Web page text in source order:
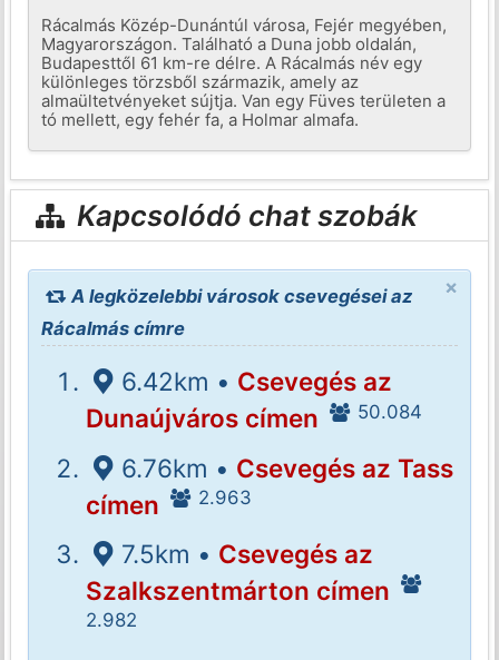
Rácalmás Közép-Dunántúl városa, Fejér megyében,
Magyarországon. Található a Duna jobb oldalán,
Budapesttől 61 km-re délre. A Rácalmás név egy
különleges törzsből származik, amely az
almaültetvényeket sújtja. Van egy Füves területen a
tó mellett, egy fehér fa, a Holmar almafa.
Kapcsolódó chat szobák
×
A legközelebbi városok csevegései az
Rácalmás címre
6.42km • Csevegés az
Dunaújváros címen
50.084
6.76km • Csevegés az Tass
címen
2.963
7.5km • Csevegés az
Szalkszentmárton címen
2.982